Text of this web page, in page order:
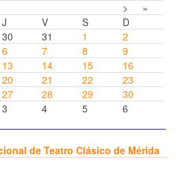
>
»
J V S
D
30 31 1
2
6 7 8
9
13 14 15
16
20 21 22
23
27 28 29
30
3 4 5 6
de Teatro Clásico de Mérida